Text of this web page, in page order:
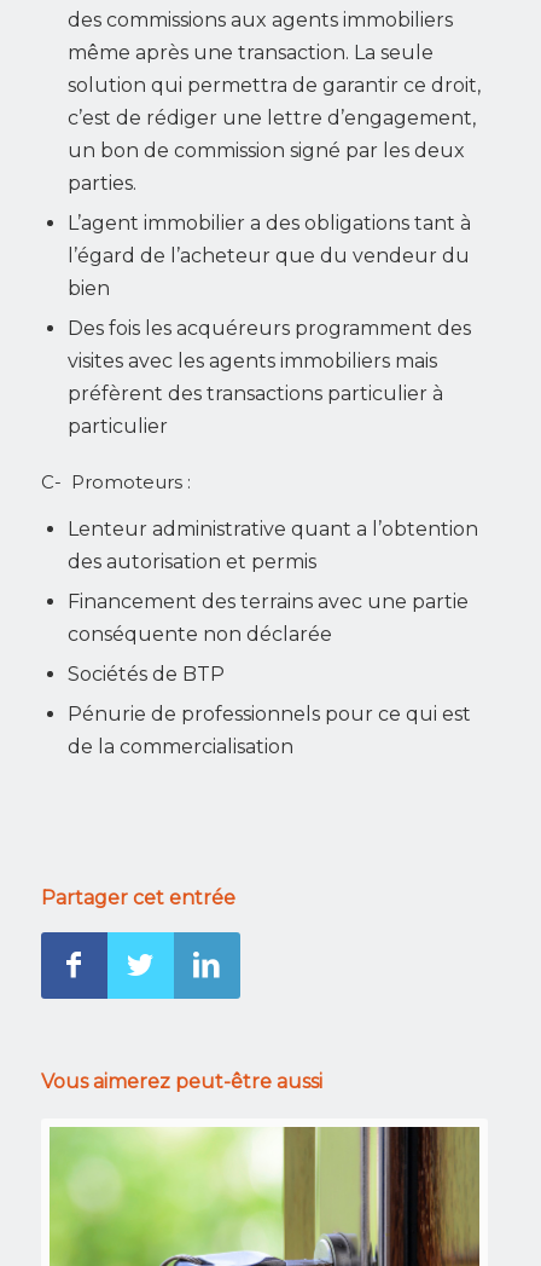
des commissions aux agents immobiliers
même après une transaction. La seule
solution qui permettra de garantir ce droit,
c’est de rédiger une lettre d’engagement,
un bon de commission signé par les deux
parties.
L’agent immobilier a des obligations tant à
l’égard de l’acheteur que du vendeur du
bien
Des fois les acquéreurs programment des
visites avec les agents immobiliers mais
préfèrent des transactions particulier à
particulier
C- Promoteurs :
Lenteur administrative quant a l’obtention
des autorisation et permis
Financement des terrains avec une partie
conséquente non déclarée
Sociétés de BTP
Pénurie de professionnels pour ce qui est
de la commercialisation
Partager cet entrée
Vous aimerez peut-être aussi